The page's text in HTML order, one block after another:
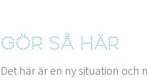
Gör så här
Det här är en ny sit­u­a­tion och